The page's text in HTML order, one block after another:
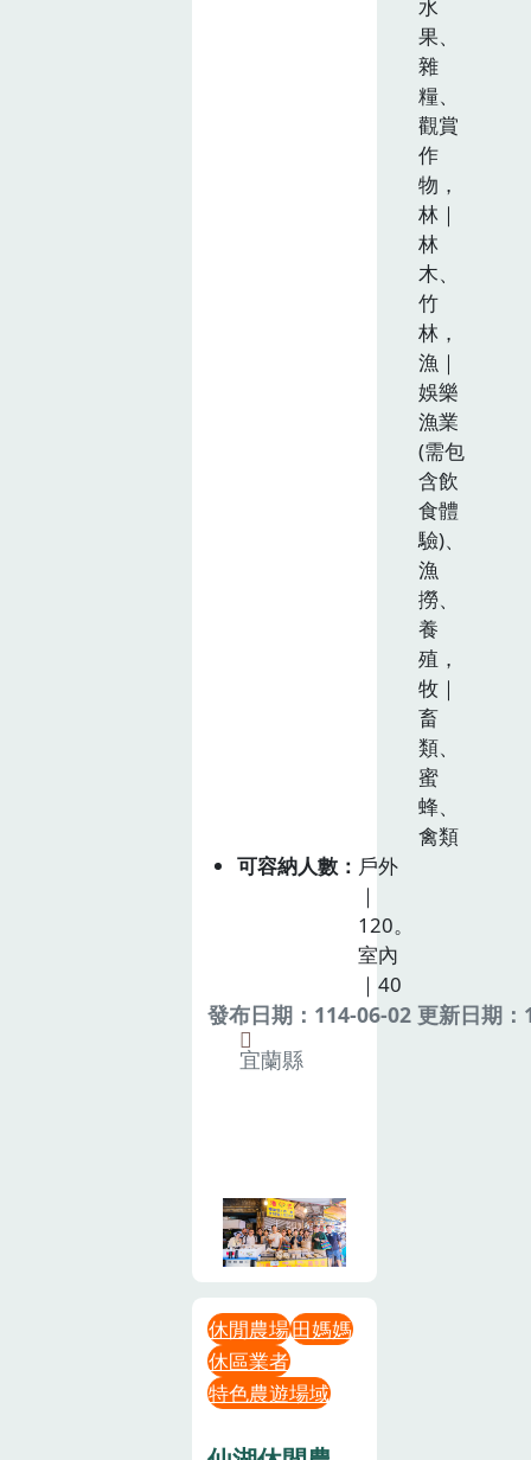
水
果、
雜
糧、
觀賞
作
物，
林｜
林
木、
竹
林，
漁｜
娛樂
漁業
(需包
含飲
食體
驗)、
漁
撈、
養
殖，
牧｜
畜
類、
蜜
蜂、
禽類
可容納人數
戶外
｜
120。
室內
｜40
發布日期：114-06-02 更新日期
宜蘭縣
休閒農場田媽媽
休區業者
特色農遊場域